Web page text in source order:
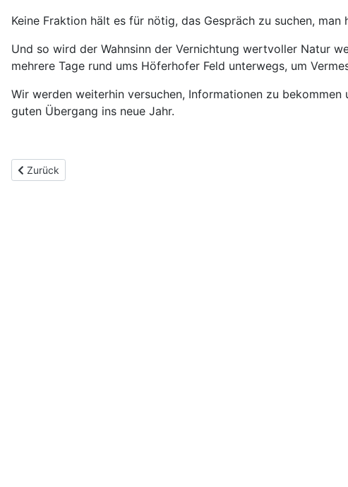
Keine Fraktion hält es für nötig, das Gespräch zu suchen,
Und so wird der Wahnsinn der Vernichtung wertvoller Natur
mehrere Tage rund ums Höferhofer Feld unterwegs, um
Wir werden weiterhin versuchen, Informationen zu
guten Übergang ins neue Jahr.
Vorheriger Beitrag: Hurra, es geht weiter....
Zurück